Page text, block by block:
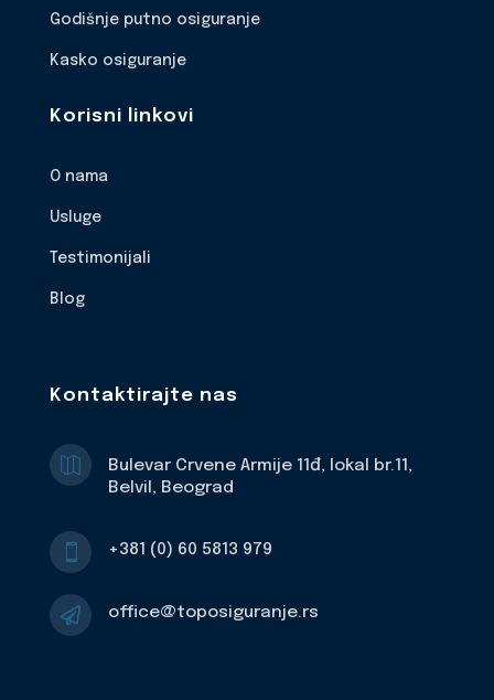
Godišnje putno osiguranje
Kasko osiguranje
Korisni linkovi
O nama
Usluge
Testimonijali
Blog
Kontaktirajte nas

Bulevar Crvene Armije 11đ, lokal br.11,
Belvil, Beograd
 +381 (0) 60 5813 979
 office@toposiguranje.rs